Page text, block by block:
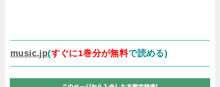
music.jp(すぐに1巻分が無料で読める)